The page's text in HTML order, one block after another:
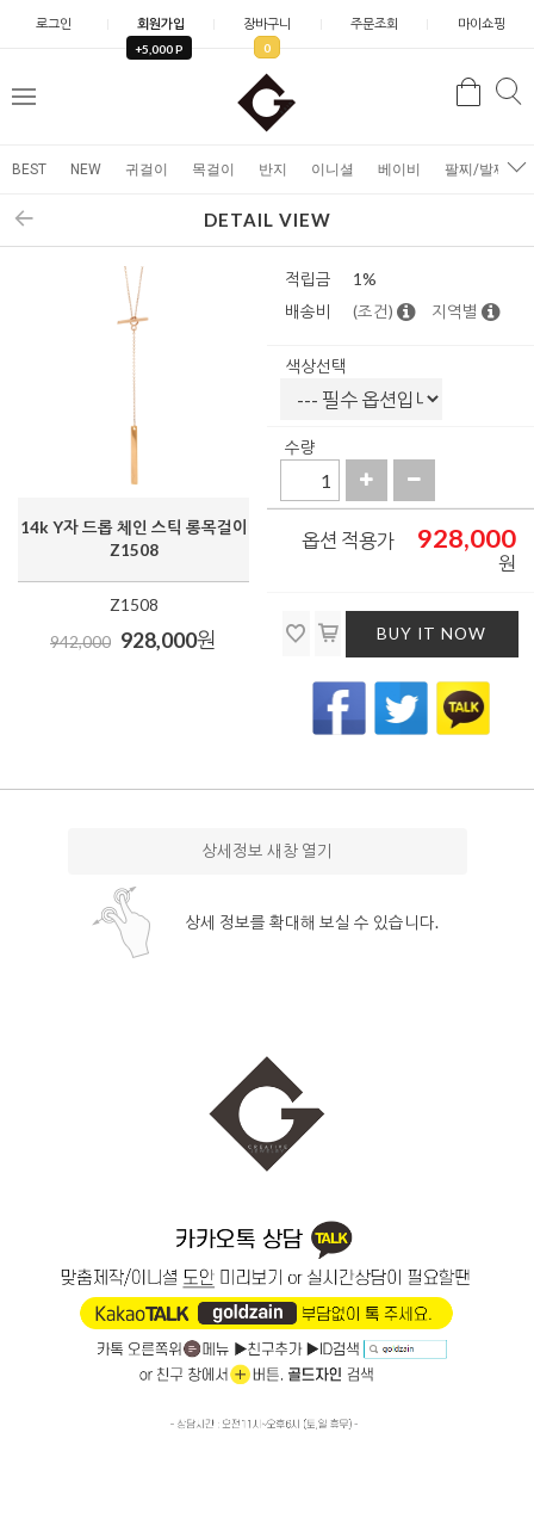
로그인 회원가입
+5,000 P
장바구니
0
주문조회 마이쇼핑
메
검
BEST NEW 귀걸이 목걸이 반지 이니셜 베이비 팔찌/발찌
DETAIL VIEW
14k Y자 드롭 체인 스틱 롱목걸이
Z1508
Z1508
942,000 928,000원
적립금
1%
배송비
(조건) 지역별
색상선택
수량
옵션 적용가 928,000
원
BUY IT NOW
상세정보 새창 열기
상세 정보를 확대해 보실 수 있습니다.